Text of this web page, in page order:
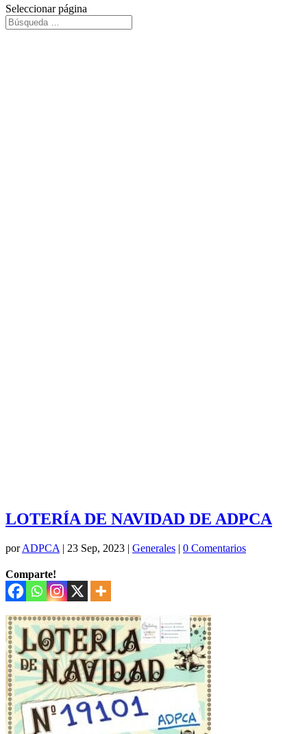
Seleccionar página
LOTERÍA DE NAVIDAD DE ADPCA
porADPCA | 23 Sep, 2023 | Generales | 0 Comentarios
Comparte!